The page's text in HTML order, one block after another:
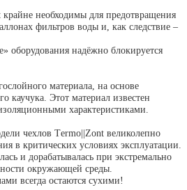
крайне необходимы для предотвращения
фильтров воды и, как следствие –
оборудования надёжно блокируется
материала, на основе
каучука. Этот материал известен
характеристиками.
чехлов Termo|| Zont великолепно
в критических условиях эксплуатации.
и дорабатывалась при экстремально
окружающей среды.
всегда остаются сухими!